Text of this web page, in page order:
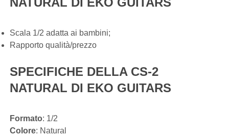
Scala 1/2 adatta ai bambini;
Rapporto qualità/prezzo
SPECIFICHE DELLA CS-2
NATURAL DI EKO GUITARS
Formato: 1/2
Colore: Natural